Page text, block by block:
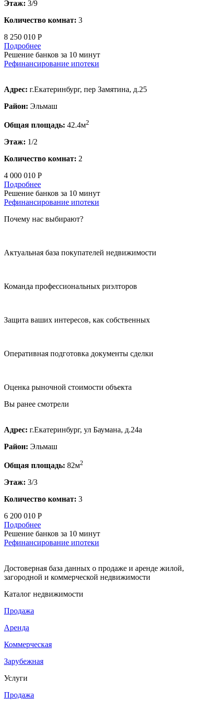
Этаж: 3/9
Количество комнат: 3
8 250 010 Р
Подробнее
Решение банков за 10 минут
Рефинансирование ипотеки
Адрес: г.Екатеринбург, пер Замятина, д.25
Район: Эльмаш
Общая площадь: 42.4м2
Этаж: 1/2
Количество комнат: 2
4 000 010 Р
Подробнее
Решение банков за 10 минут
Рефинансирование ипотеки
Почему нас выбирают?
Актуальная база покупателей недвижимости
Команда профессиональных риэлторов
Защита ваших интересов, как собственных
Оперативная подготовка документы сделки
Оценка рыночной стоимости объекта
Вы ранее смотрели
Адрес: г.Екатеринбург, ул Баумана, д.24а
Район: Эльмаш
Общая площадь: 82м2
Этаж: 3/3
Количество комнат: 3
6 200 010 Р
Подробнее
Решение банков за 10 минут
Рефинансирование ипотеки
Достоверная база данных о продаже и аренде жилой,
загородной и коммерческой недвижимости
Каталог недвижимости
Продажа
Аренда
Коммерческая
Зарубежная
Услуги
Продажа